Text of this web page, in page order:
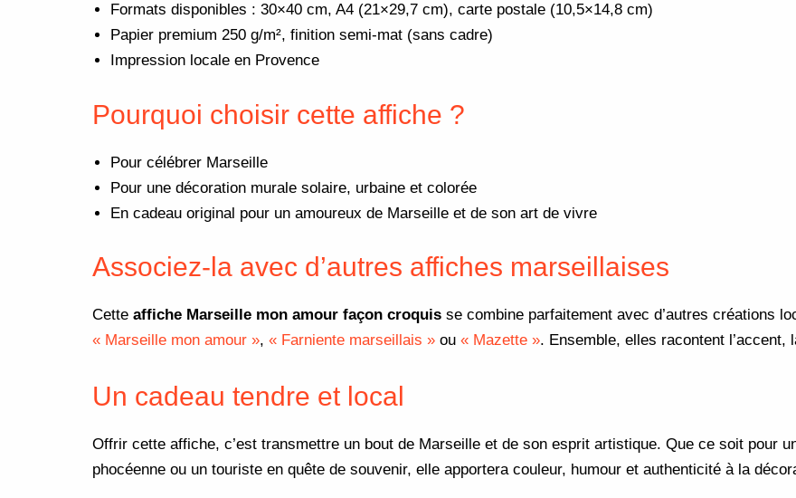
Formats disponibles : 30×40 cm, A4 (21×29,7 cm), carte postale (10,5×14,8 cm)
Papier premium 250 g/m², finition semi-mat (sans cadre)
Impression locale en Provence
Pourquoi choisir cette affiche ?
Pour célébrer Marseille
Pour une décoration murale solaire, urbaine et colorée
En cadeau original pour un amoureux de Marseille et de son art de vivre
Associez-la avec d’autres affiches marseillaises
Cette affiche Marseille mon amour façon croquis se combine parfaitement avec d’autres créations
« Marseille mon amour », « Farniente marseillais » ou « Mazette ». Ensemble, elles racontent l’accent,
Un cadeau tendre et local
Offrir cette affiche, c’est transmettre un bout de Marseille et de son esprit artistique. Que ce soit pour
phocéenne ou un touriste en quête de souvenir, elle apportera couleur, humour et authenticité à la